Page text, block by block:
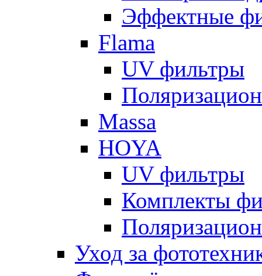
Эффектные
Flama
UV фильтры
Massa
HOYA
UV фильтры
Комплекты
Уход за